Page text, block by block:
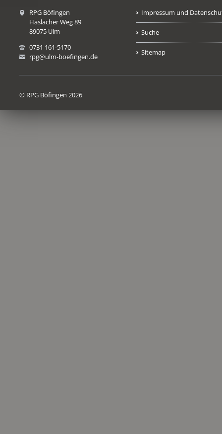
RPG Böfingen
Haslacher Weg 89
89075 Ulm
0731 161-5170
rpg@ulm-boefingen.de
Impressum und
Suche
Sitemap
© RPG Böfingen 2026